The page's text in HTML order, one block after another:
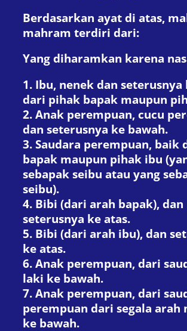
Berdasarkan ayat di atas,
mahram terdiri dari:
Yang diharamkan karena
1. Ibu, nenek dan seterusnya
dari pihak bapak maupun
2. Anak perempuan, cucu
dan seterusnya ke bawah.
3. Saudara perempuan, baik
bapak maupun pihak ibu
sebapak seibu atau yang
seibu).
4. Bibi (dari arah bapak), dan
seterusnya ke atas.
5. Bibi (dari arah ibu), dan
ke atas.
6. Anak perempuan, dari
laki ke bawah.
7. Anak perempuan, dari
perempuan dari segala arah
ke bawah.